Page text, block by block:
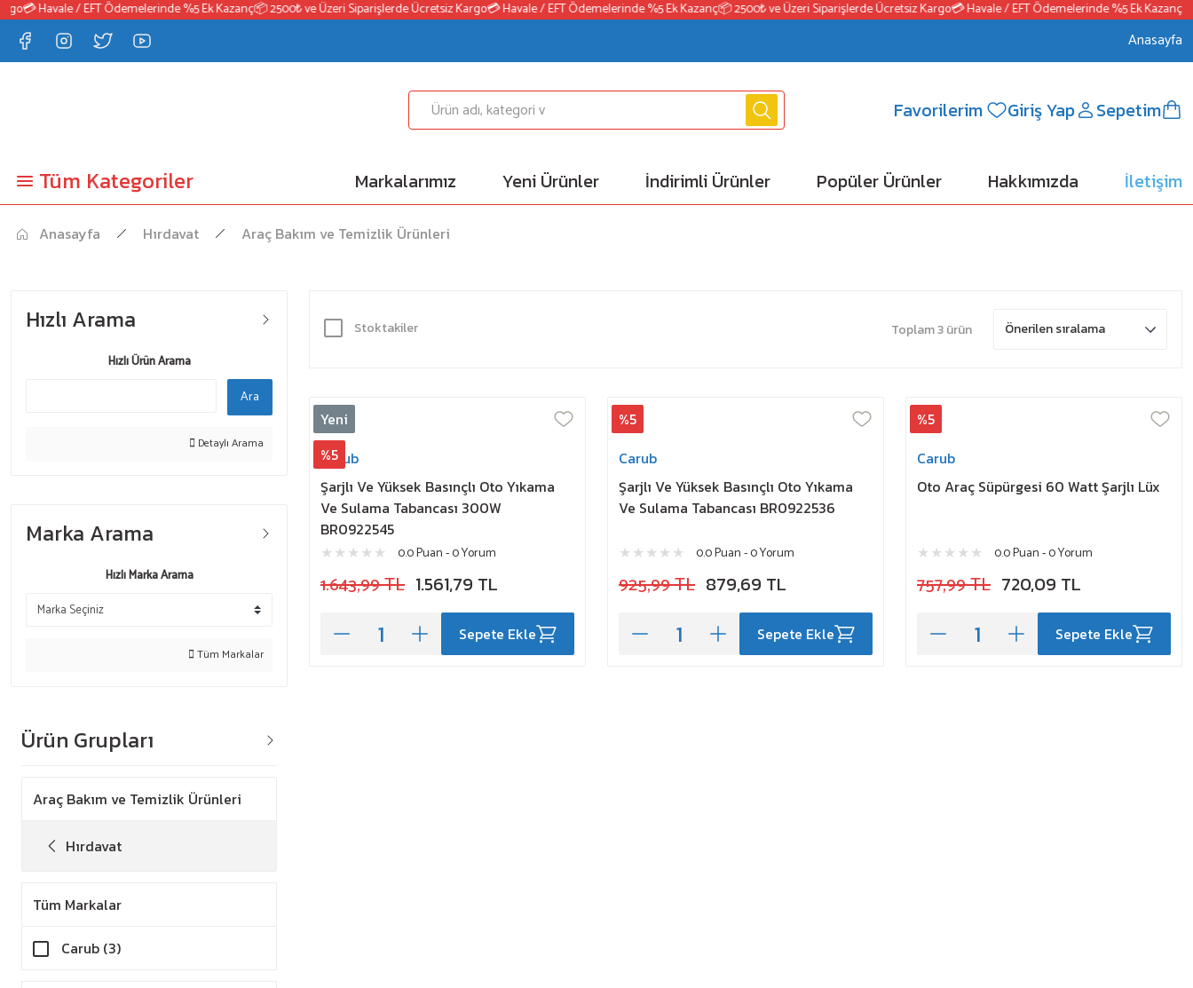
💳 Havale / EFT Ödemelerinde %5 Ek Kazanç📦 2500₺ ve Üzeri Siparişlerde Ücretsiz Kargo💳 Havale / EFT Ödemelerinde %5 Ek Kazanç📦 2500₺ ve Üzeri Siparişlerde Ücretsiz Kargo💳 Havale / EFT Ödemelerinde %5 Ek Kazanç
Anasayfa
Favorilerim Giriş Yap Sepetim
Tüm Kategoriler Markalarımız Yeni Ürünler İndirimli Ürünler Popüler Ürünler Hakkımızda İletişim
Anasayfa Hırdavat Araç Bakım ve Temizlik Ürünleri
Hızlı Arama
Hızlı Ürün Arama
Ara
Detaylı Arama
Marka Arama
Hızlı Marka Arama
Tüm Markalar
Ürün Grupları
Araç Bakım ve Temizlik Ürünleri
Hırdavat
Tüm Markalar
Carub (3)
Stoktakiler Toplam 3 ürün
Yeni
%5
Carub
Şarjlı Ve Yüksek Basınçlı Oto Yıkama
Ve Sulama Tabancası 300W
BR0922545
0.0 Puan - 0 Yorum
1.643,99 TL 1.561,79 TL
Sepete Ekle
%5
Carub
Şarjlı Ve Yüksek Basınçlı Oto Yıkama
Ve Sulama Tabancası BR0922536
0.0 Puan - 0 Yorum
925,99 TL 879,69 TL
Sepete Ekle
%5
Carub
Oto Araç Süpürgesi 60 Watt Şarjlı Lüx
0.0 Puan - 0 Yorum
757,99 TL 720,09 TL
Sepete Ekle